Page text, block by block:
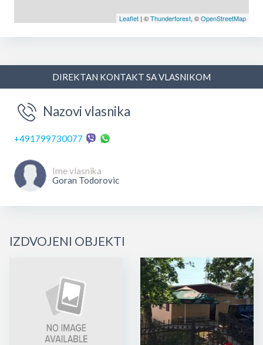
Leaflet | ©Thunderforest, ©OpenStreetMap
DIREKTAN KONTAKT SA VLASNIKOM
Nazovi vlasnika
+491799730077
Ime vlasnika
Goran Todorovic
IZDVOJENI OBJEKTI